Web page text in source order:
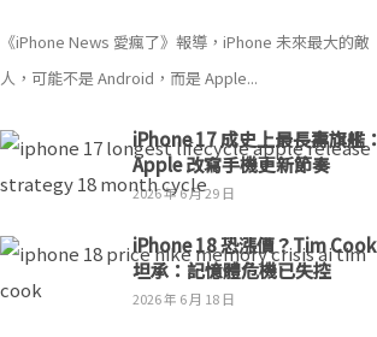
《iPhone News 愛瘋了》報導，iPhone 未來最大的敵
人，可能不是 Android，而是 Apple...
iPhone 17 成史上最長壽旗艦：
Apple 改寫手機更新節奏
2026 年 6 月 29 日
iPhone 18 恐漲價？Tim Cook
坦承：記憶體危機已失控
2026 年 6 月 18 日